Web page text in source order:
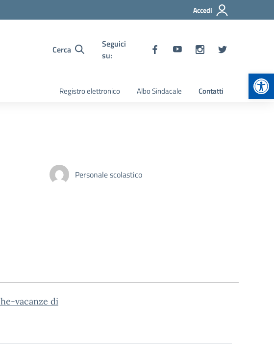
Accedi
Cerca
Seguici
su:
Registro elettronico Albo Sindacale Contatti
Personale scolastico
vacanze di